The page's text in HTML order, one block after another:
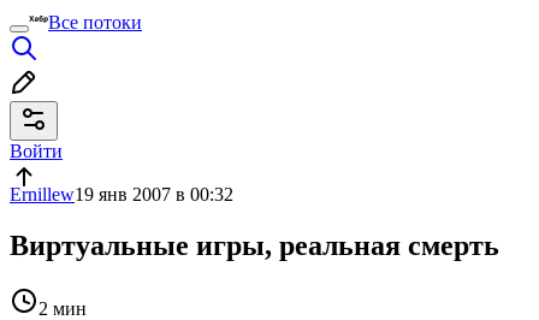
Все потоки
Войти
Ernillew19 янв 2007 в 00:32
Виртуальные игры, реальная смерть
2 мин